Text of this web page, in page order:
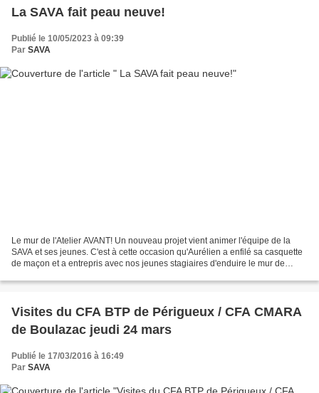
La SAVA fait peau neuve!
Publié le 10/05/2023 à 09:39
Par SAVA
Le mur de l'Atelier AVANT! Un nouveau projet vient animer l'équipe de la
SAVA et ses jeunes. C'est à cette occasion qu'Aurélien a enfilé sa casquette
de maçon et a entrepris avec nos jeunes stagiaires d'enduire le mur de
Visites du CFA BTP de Périgueux / CFA CMARA
de Boulazac jeudi 24 mars
Publié le 17/03/2016 à 16:49
Par SAVA